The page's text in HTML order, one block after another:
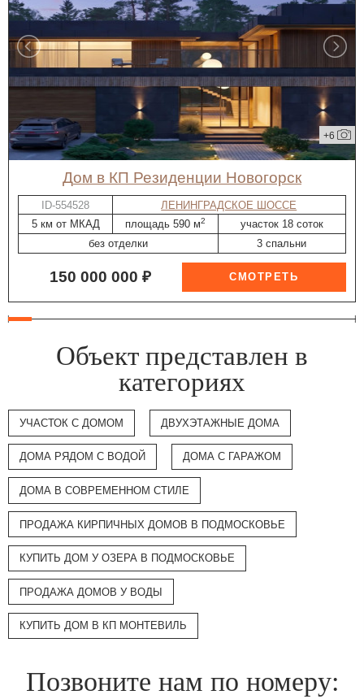
+6
дом в КП Резиденции Новогорск
ID-554528
ЛЕНИНГРАДСКОЕ ШОССЕ
5 км от МКАД
площадь 590 м2
участок 18 соток
без отделки
3 спальни
150 000 000 ₽
Объект представлен в
категориях
УЧАСТОК С ДОМОМ ДВУХЭТАЖНЫЕ ДОМА
ДОМА РЯДОМ С ВОДОЙ ДОМА С ГАРАЖОМ
ДОМА В СОВРЕМЕННОМ СТИЛЕ
ПРОДАЖА КИРПИЧНЫХ ДОМОВ В ПОДМОСКОВЬЕ
КУПИТЬ ДОМ У ОЗЕРА В ПОДМОСКОВЬЕ
ПРОДАЖА ДОМОВ У ВОДЫ
КУПИТЬ ДОМ В КП МОНТЕВИЛЬ
Позвоните нам по номеру: